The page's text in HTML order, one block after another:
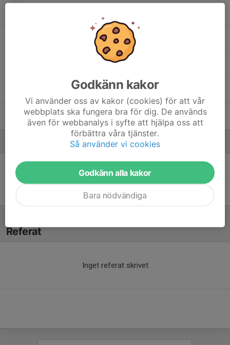
Vincent Faleström
Vincent Lindén
Marie BergquistTränare
Referat
Inget referat skrivet
Godkänn kakor
Vi använder oss av kakor (cookies) för att vår
webbplats ska fungera bra för dig. De används
även för webbanalys i syfte att hjälpa oss att
förbättra våra tjänster.
Så använder vi cookies
Godkänn alla kakor
Bara nödvändiga